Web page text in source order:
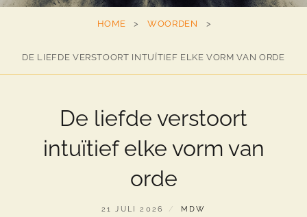
ANSEL
HOME > WOORDEN >
DE LIEFDE VERSTOORT INTUÏTIEF ELKE VORM VAN ORDE
De liefde verstoort
intuïtief elke vorm van
orde
GEPLAATST
21 JULI 2026 BY
MDW